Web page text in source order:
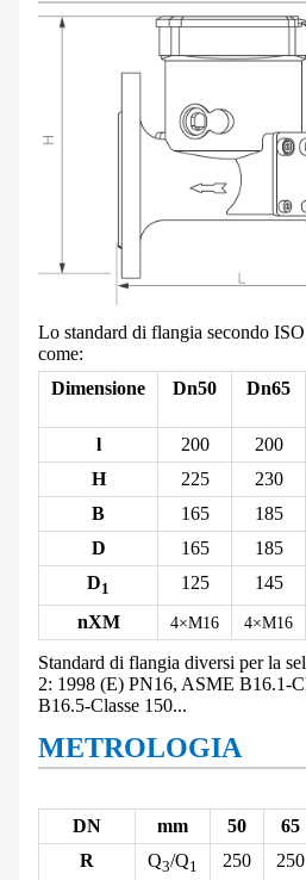
Lo standard di flangia secondo
come:
Dimensione
Dn50 Dn65
l 200 200
H
225 230
B
165 185
D
165 185
D1 125 145
nXM
4×M16 4×M16
Standard di flangia diversi per la
2: 1998 (E) PN16, ASME B16.1-
B16.5-Classe 150...
METROLOGIA
DN mm 50 65
R
Q3/Q1 250 250